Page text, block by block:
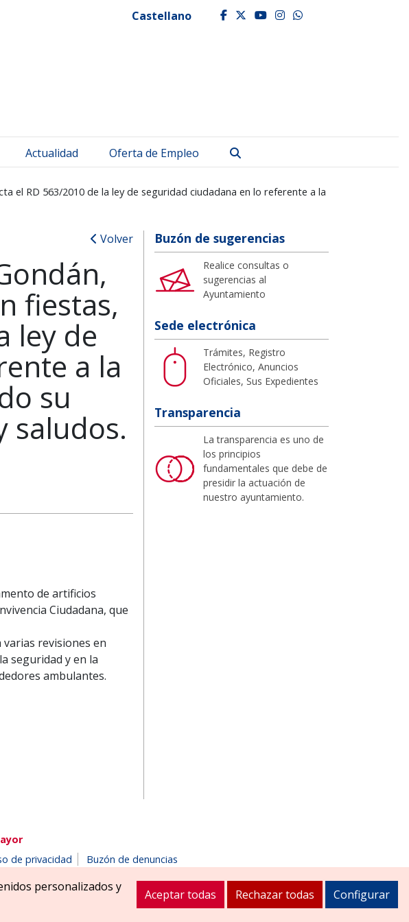
Castellano facebook
twitter
youtube
instagram
whatsapp
Actualidad Oferta de Empleo
el RD 563/2010 de la ley de seguridad ciudadana en lo referente a la
Volver
fiestas,
ley de
a la
su
saludos.
de artificios
Ciudadana, que
revisiones en
seguridad y en la
ambulantes.
Buzón de sugerencias
Realice consultas o
sugerencias al
Ayuntamiento
Sede electrónica
Trámites, Registro
Electrónico, Anuncios
Oficiales, Sus Expedientes
Transparencia
La transparencia es uno de
los principios
fundamentales que debe de
presidir la actuación de
nuestro ayuntamiento.
de privacidad
Buzón de denuncias
ayuntamiento@zizurmayor.es
personalizados y
Aceptar todas Rechazar todas Configurar